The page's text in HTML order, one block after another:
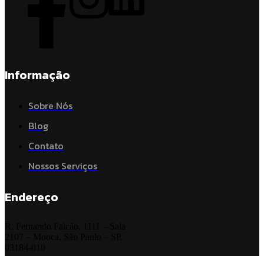
Informação
Sobre Nós
Blog
Contato
Nossos Serviços
Endereço